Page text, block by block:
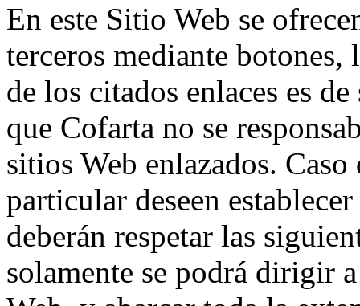
En este Sitio Web se
terceros mediante
de los citados enlaces es
que Cofarta no se
sitios Web enlazados.
particular deseen
deberán respetar las
solamente se podrá dirigir